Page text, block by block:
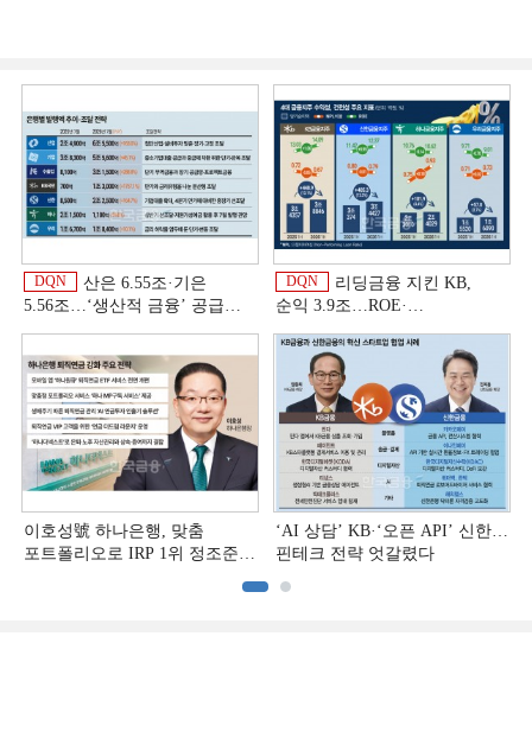
DQN
산은 6.55조·기은
5.56조…‘생산적 금융ʼ 공급
DQN
리딩금융 지킨 KB,
순익 3.9조…ROE·
상반기 금융 리그테이블]
이호성號 하나은행, 맞춤
포트폴리오로 IRP 1위 정조준
‘AI 상담’ KB·‘오픈 API’ 신한…
핀테크 전략 엇갈렸다